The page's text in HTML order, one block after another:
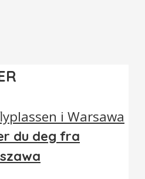
du deg fra